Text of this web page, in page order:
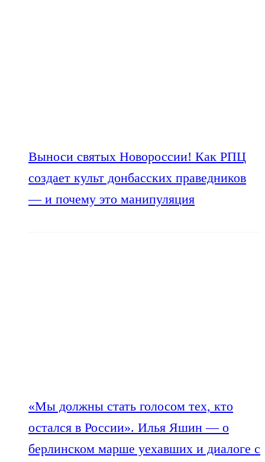
Выноси святых Новороссии! Как РПЦ
создает культ донбасских праведников
— и почему это манипуляция
«Мы должны стать голосом тех, кто
остался в России». Илья Яшин — о
берлинском марше уехавших и диалоге с